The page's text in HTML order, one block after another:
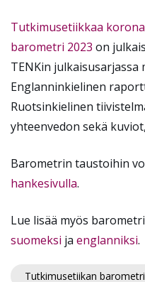
Tutkimusetiikkaa
barometri 2023 on
TENKin julkaisusarjassa
Englanninkielinen
Ruotsinkielinen
yhteenvedon sekä
Barometrin taustoihin
hankesivulla.
Lue lisää myös
suomeksi ja englanniksi.
Tutkimusetiikan barometri